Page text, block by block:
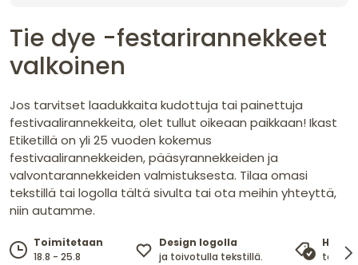
Tie dye -festarirannekkeet
valkoinen
Jos tarvitset laadukkaita kudottuja tai painettuja
festivaalirannekkeita, olet tullut oikeaan paikkaan! Ikast
Etiketillä on yli 25 vuoden kokemus
festivaalirannekkeiden, pääsyrannekkeiden ja
valvontarannekkeiden valmistuksesta. Tilaa omasi
tekstillä tai logolla tältä sivulta tai ota meihin yhteyttä,
niin autamme.
Toimitetaan
18.8 - 25.8
Design logolla
ja toivotulla tekstillä.
takaa